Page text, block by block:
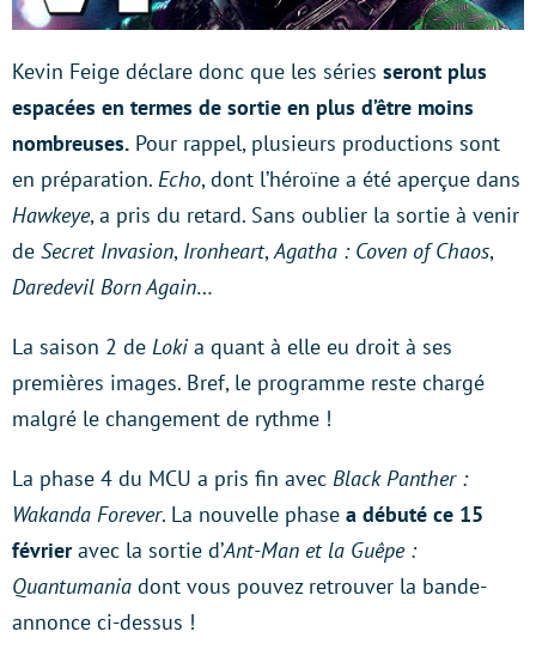
Kevin Feige déclare donc que les séries seront plus
espacées en termes de sortie en plus d’être moins
nombreuses. Pour rappel, plusieurs productions sont
en préparation. Echo, dont l’héroïne a été aperçue dans
Hawkeye, a pris du retard. Sans oublier la sortie à venir
de Secret Invasion, Ironheart,Agatha : Coven of Chaos,
Daredevil Born Again…
La saison 2 de Loki a quant à elle eu droit à ses
premières images. Bref, le programme reste chargé
malgré le changement de rythme !
La phase 4 du MCU a pris fin avec Black Panther :
Wakanda Forever. La nouvelle phase a débuté ce 15
févrieravec la sortie d’Ant-Man et la Guêpe :
Quantumania dont vous pouvez retrouver la bande-
annonce ci-dessus !